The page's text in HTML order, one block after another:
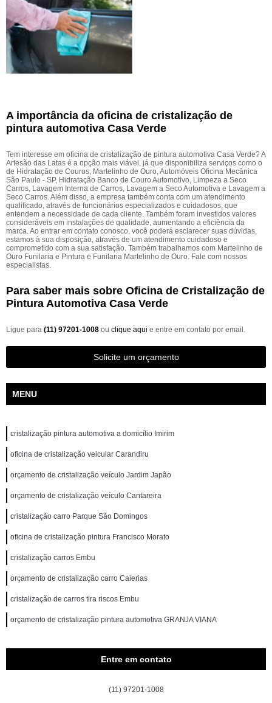
A importância da oficina de cristalização de
pintura automotiva Casa Verde
Tem interesse em oficina de cristalização de pintura automotiva Casa Verde? A
Artesão das Latas é a opção mais viável, já que disponibiliza serviços como o
de Hidratação de Couros, Martelinho de Ouro, Automóveis Oficina Mecânica
São Paulo - SP, Hidratação Banco de Couro Automotivo, Limpeza a Seco
Carros, Lavagem Interna de Carros, Lavagem a Seco Automotiva e Lavagem a
Seco Carros. Além disso, a empresa também conta com um atendimento
qualificado, através de funcionários especializados e cuidadosos, que
entendem a necessidade de cada cliente. Também foram investidos valores
consideráveis em instalações de qualidade, aumentando a eficiência da
marca. Ao entrar em contato conosco, você poderá esclarecer suas dúvidas,
estamos à sua disposição, através de um atendimento cuidadoso e
comprometido com a sua satisfação. Também trabalhamos com Martelinho de
Ouro Funilaria e Pintura e Funilaria Martelinho de Ouro. Fale com nossos
especialistas.
Para saber mais sobre Oficina de Cristalização de
Pintura Automotiva Casa Verde
Ligue para (11) 97201-1008 ou clique aqui e entre em contato por email.
Solicite um orçamento
MENU
cristalização pintura automotiva a domicílio Imirim
oficina de cristalização veicular Carandiru
orçamento de cristalização veículo Jardim Japão
orçamento de cristalização veículo Cantareira
cristalização carro Parque São Domingos
oficina de cristalização pintura Francisco Morato
cristalização carros Embu
orçamento de cristalização carro Caierias
cristalização de carros tira riscos Embu
orçamento de cristalização pintura automotiva GRANJA VIANA
Entre em contato
(11) 97201-1008